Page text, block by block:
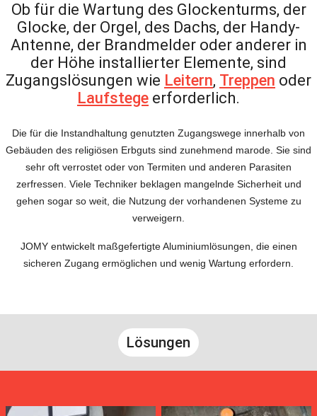
Ob für die Wartung des Glockenturms, der
Glocke, der Orgel, des Dachs, der Handy-
Antenne, der Brandmelder oder anderer in
der Höhe installierter Elemente, sind
Zugangslösungen wie Leitern, Treppen oder
Laufstege erforderlich.
Die für die Instandhaltung genutzten Zugangswege innerhalb von
Gebäuden des religiösen Erbguts sind zunehmend marode. Sie sind
sehr oft verrostet oder von Termiten und anderen Parasiten
zerfressen. Viele Techniker beklagen mangelnde Sicherheit und
gehen sogar so weit, die Nutzung der vorhandenen Systeme zu
verweigern.
JOMY entwickelt maßgefertigte Aluminiumlösungen, die einen
sicheren Zugang ermöglichen und wenig Wartung erfordern.
Lösungen